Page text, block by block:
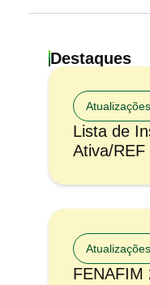
Destaques
Lista de
Ativa/REF
FENAFIM